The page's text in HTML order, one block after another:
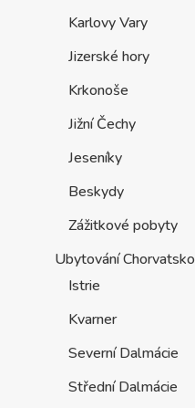
Karlovy Vary
Jizerské hory
Krkonoše
Jižní Čechy
Jeseníky
Beskydy
Zážitkové pobyty
Ubytování Chorvatsko
Istrie
Kvarner
Severní Dalmácie
Střední Dalmácie